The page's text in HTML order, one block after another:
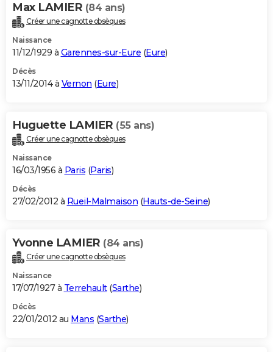
Max LAMIER (84 ans)
Créer une cagnotte obsèques
Naissance
11/12/1929 à Garennes-sur-Eure (Eure)
Décès
13/11/2014 à Vernon (Eure)
Huguette LAMIER (55 ans)
Créer une cagnotte obsèques
Naissance
16/03/1956 à Paris (Paris)
Décès
27/02/2012 à Rueil-Malmaison (Hauts-de-Seine)
Yvonne LAMIER (84 ans)
Créer une cagnotte obsèques
Naissance
17/07/1927 à Terrehault(Sarthe)
Décès
22/01/2012 au Mans (Sarthe)